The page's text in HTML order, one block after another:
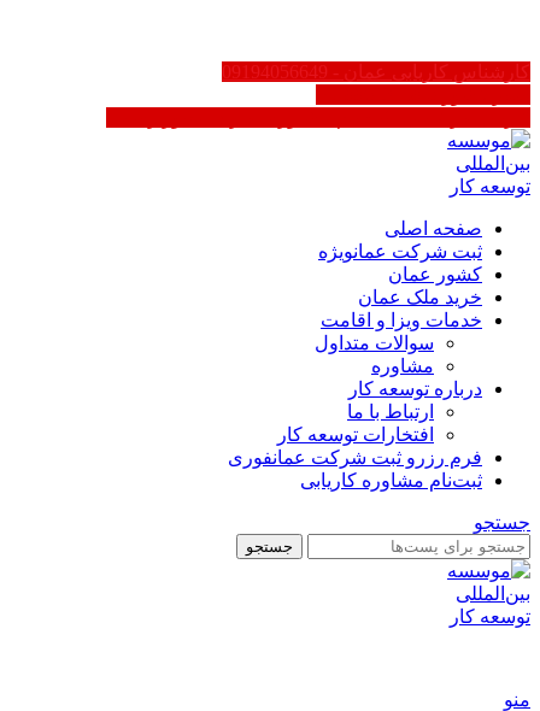
کارشناس کاریابی عمان - 09194056649
صفحه اصلی
ثبت شرکت عمانویژه
کشور عمان
خرید ملک عمان
خدمات ویزا و اقامت
سوالات متداول
مشاوره
درباره توسعه کار
ارتباط با ما
افتخارات توسعه کار
فرم رزرو ثبت شرکت عمانفوری
ثبت‌نام مشاوره کاریابی
جستجو
جستجو
منو